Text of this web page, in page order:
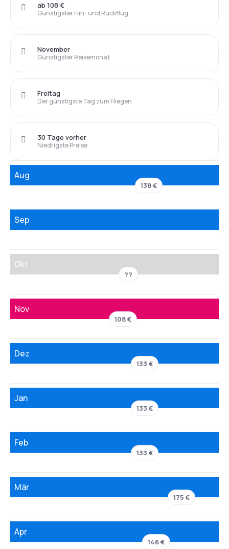
Günstigster Hin- und Rückflug
ab 108 €
Günstigster Reisemonat
November
Der günstigste Tag zum Fliegen
Freitag
Niedrigste Preise
30 Tage vorher
Aug
138 €
Sep
Okt
??
Nov
108 €
Dez
133 €
Jan
133 €
Feb
133 €
Mär
175 €
Apr
146 €